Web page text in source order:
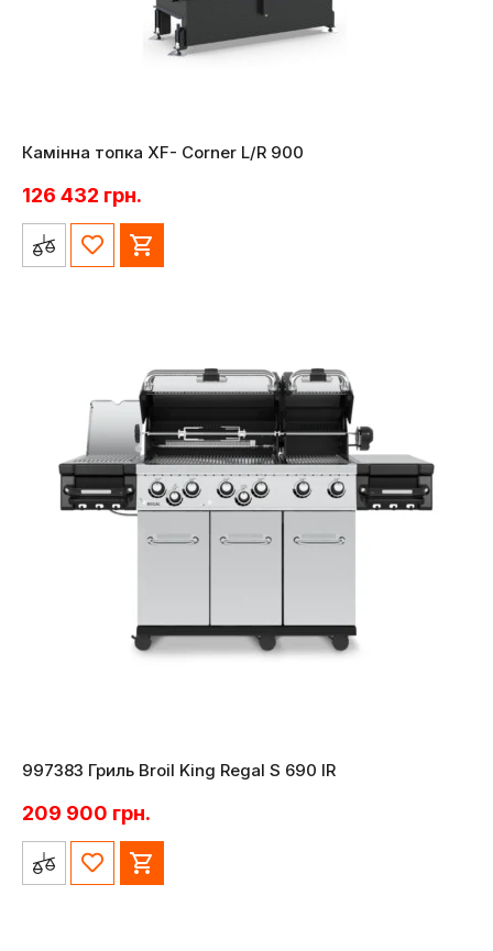
Камінна топка XF- Corner L/R 900
126 432 грн.
997383 Гриль Broil King Regal S 690 IR
209 900 грн.